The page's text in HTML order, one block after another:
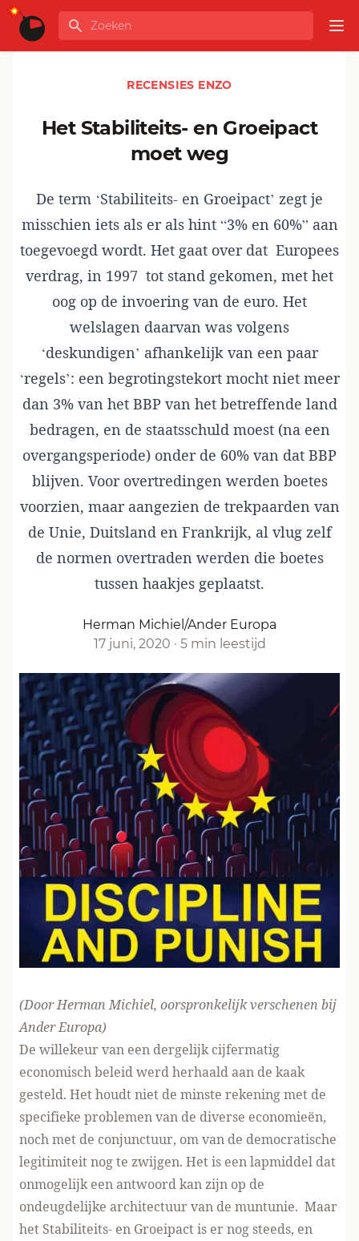
Ga naar de inhoud
GLOBALINFO
Zoeken
RECENSIES ENZO
Het Stabiliteits- en Groeipact
moet weg
De term ‘Stabiliteits- en Groeipact’ zegt je
misschien iets als er als hint “3% en 60%” aan
toegevoegd wordt. Het gaat over dat Europees
verdrag, in 1997 tot stand gekomen, met het
oog op de invoering van de euro. Het
welslagen daarvan was volgens
‘deskundigen’ afhankelijk van een paar
‘regels’: een begrotingstekort mocht niet meer
dan 3% van het BBP van het betreffende land
bedragen, en de staatsschuld moest (na een
overgangsperiode) onder de 60% van dat BBP
blijven. Voor overtredingen werden boetes
voorzien, maar aangezien de trekpaarden van
de Unie, Duitsland en Frankrijk, al vlug zelf
de normen overtraden werden die boetes
tussen haakjes geplaatst.
Herman Michiel/Ander Europa
17 juni, 2020 · 5 min leestijd
(Door Herman Michiel, oorspronkelijk verschenen bij
Ander Europa)
De willekeur van een dergelijk cijfermatig
economisch beleid werd herhaald aan de kaak
gesteld. Het houdt niet de minste rekening met de
specifieke problemen van de diverse economieën,
noch met de conjunctuur, om van de democratische
legitimiteit nog te zwijgen. Het is een lapmiddel dat
onmogelijk een antwoord kan zijn op de
ondeugdelijke architectuur van de muntunie. Maar
het Stabiliteits- en Groeipact is er nog steeds, en